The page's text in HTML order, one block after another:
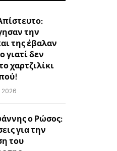
την
της έβαλαν
γιατί δεν
χαρτζιλίκι
2026
ο Ρώσος:
για την
του